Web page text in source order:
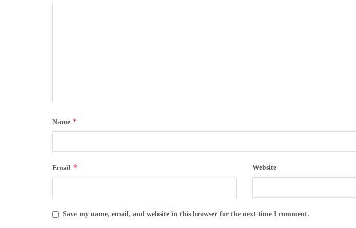
Name *
Email * Website
Save my name, email, and website in this browser for the next time I comment.